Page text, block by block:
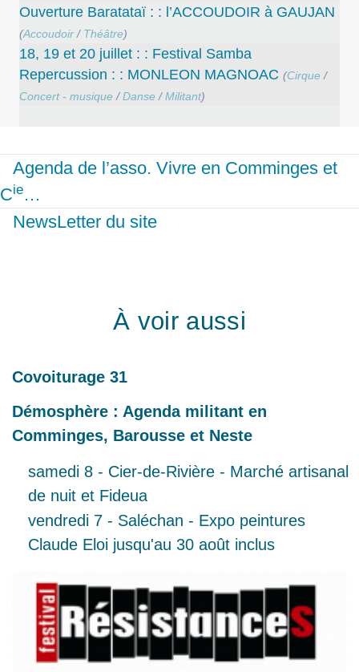
Ouverture Baratataï : : l’ACCOUDOIR à GAUJAN
(Accoudoir / Théâtre)
18, 19 et 20 juillet : : Festival Samba
Repercussion : : MONLEON MAGNOAC (Cirque /
Concert - musique /Danse /Militant)
Agenda de l’asso. Vivre en Comminges et
Cie…
NewsLetter du site
À voir aussi
Covoiturage 31
Démosphère : Agenda militant en
Comminges, Barousse et Neste
samedi 8 - Cier-de-Rivière - Marché artisanal
de nuit et Fideua
vendredi 7 - Saléchan - Expo peintures
Claude Eloi jusqu'au 30 août inclus